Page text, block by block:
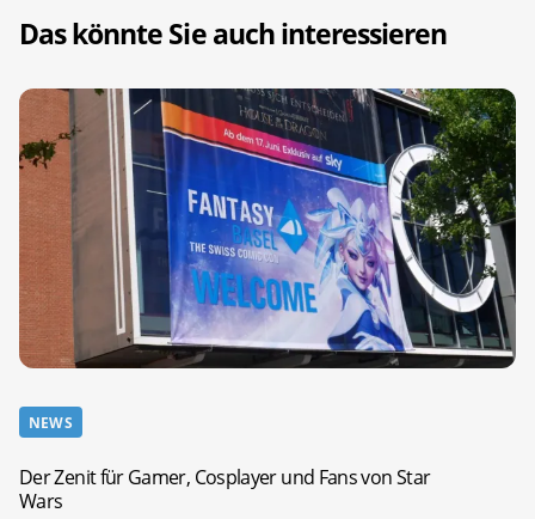
Das könnte Sie auch interessieren
NEWS
Der Zenit für Gamer, Cosplayer und Fans von Star
Wars